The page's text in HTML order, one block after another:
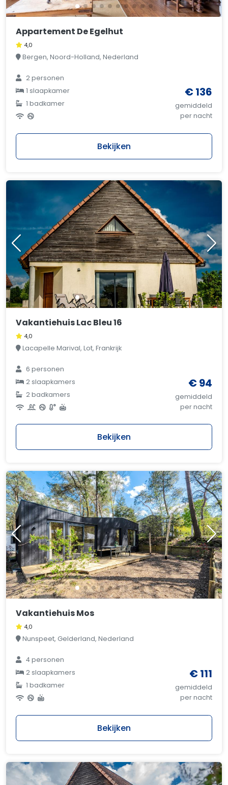
Appartement De Egelhut
4,0
Bergen, Noord-Holland, Nederland
2 personen
1 slaapkamer
1 badkamer
€ 136
gemiddeld
per nacht
Bekijken
Vakantiehuis Lac Bleu 16
4,0
Lacapelle Marival, Lot, Frankrijk
6 personen
2 slaapkamers
2 badkamers
€ 94
gemiddeld
per nacht
Bekijken
Vakantiehuis Mos
4,0
Nunspeet, Gelderland, Nederland
4 personen
2 slaapkamers
1 badkamer
€ 111
gemiddeld
per nacht
Bekijken